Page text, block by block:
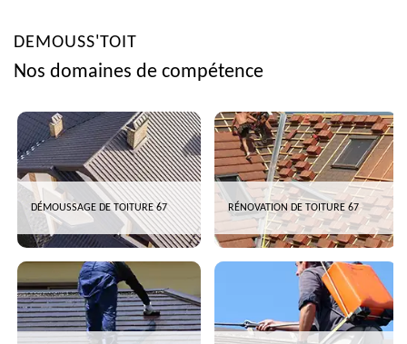
DEMOUSS'TOIT
Nos domaines de compétence
DÉMOUSSAGE DE TOITURE 67 RÉNOVATION DE TOITURE 67